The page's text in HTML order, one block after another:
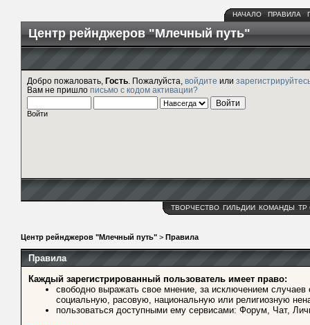
НАЧАЛО ПРАВИЛА
Центр рейнджеров "Млечный путь"
Добро пожаловать, Гость . Пожалуйста, войдите или
Вам не пришло письмо с кодом активации?
Войти
ТВОРЧЕСТВО ГИЛЬДИИ КОМАНДЫ ТР
Центр рейнджеров "Млечный путь" > Правила
Правила
Каждый зарегистрированный пользователь имеет право:
свободно выражать свое мнение, за исключением
социальную, расовую, национальную или религиозную
пользоваться доступными ему сервисами: Форум, Чат,